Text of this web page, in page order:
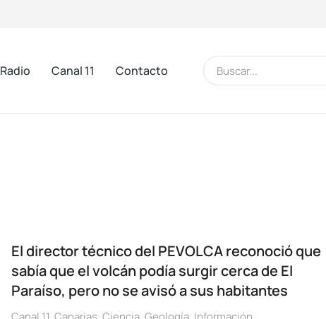
Radio Canal 11 Contacto
El director técnico del PEVOLCA reconoció que
sabía que el volcán podía surgir cerca de El
Paraíso, pero no se avisó a sus habitantes